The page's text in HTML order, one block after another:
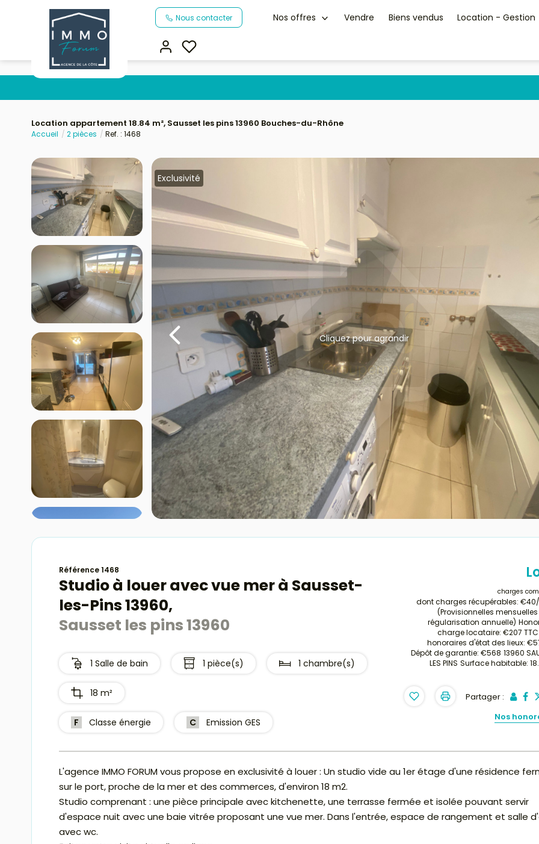
Nous contacter Nos offres Vendre Biens vendus Location - Gestion
Location appartement 18.84 m², Sausset les pins 13960 Bouches-du-Rhône
Accueil 2 pièces Ref. : 1468
Exclusivité
Cliquez pour agrandir
Référence 1468
Studio à louer avec vue mer à Sausset-
les-Pins 13960,
Sausset les pins 13960
1 Salle de bain 1 pièce(s) 1 chambre(s)
18 m²
F Classe énergie C Emission GES
charges
dont charges récupérables:
(Provisionnelles
régularisation annuelle)
charge locataire: €207 TTC
honoraires d'état des lieux:
Dépôt de garantie: €568 13960
LES PINS Surface habitable:
Partager :
Nos
L'agence IMMO FORUM vous propose en exclusivité à louer : Un studio vide au 1er étage d'une résidence
sur le port, proche de la mer et des commerces, d'environ 18 m2.
Studio comprenant : une pièce principale avec kitchenette, une terrasse fermée et isolée pouvant servir
d'espace nuit avec une baie vitrée proposant une vue mer. Dans l'entrée, espace de rangement et salle
avec wc.